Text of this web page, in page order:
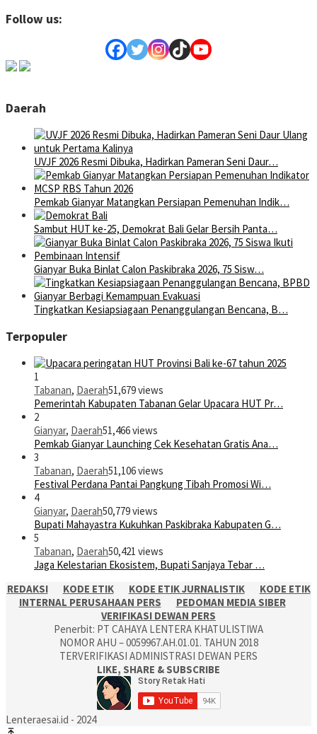
Follow us:
Daerah
UVJF 2026 Resmi Dibuka, Hadirkan Pameran Seni Daur…
Pemkab Gianyar Matangkan Persiapan Pemenuhan Indik…
Sambut HUT ke-25, Demokrat Bali Gelar Bersih Panta…
Gianyar Buka Binlat Calon Paskibraka 2026, 75 Sisw…
Tingkatkan Kesiapsiagaan Penanggulangan Bencana, B…
Terpopuler
1
Tabanan, Daerah51,679 views
Pemerintah Kabupaten Tabanan Gelar Upacara HUT Pr…
2
Gianyar, Daerah51,466 views
Pemkab Gianyar Launching Cek Kesehatan Gratis Ana…
3
Tabanan, Daerah51,106 views
Festival Perdana Pantai Pangkung Tibah Promosi Wi…
4
Gianyar, Daerah50,779 views
Bupati Mahayastra Kukuhkan Paskibraka Kabupaten G…
5
Tabanan, Daerah50,421 views
Jaga Kelestarian Ekosistem, Bupati Sanjaya Tebar …
REDAKSI
KODE ETIK KODE ETIK JURNALISTIK
KODE ETIK
INTERNAL PERUSAHAAN PERS
PEDOMAN MEDIA SIBER
VERIFIKASI DEWAN PERS
Penerbit: PT CAHAYA LENTERA KHATULISTIWA
NOMOR AHU – 0059967.AH.01.01. TAHUN 2018
TERVERIFIKASI ADMINISTRASI DEWAN PERS
LIKE, SHARE & SUBSCRIBE
Lenteraesai.id - 2024